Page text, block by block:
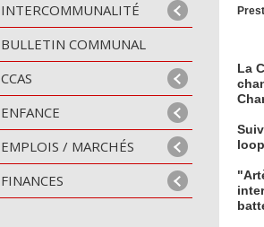
INTERCOMMUNALITÉ
BULLETIN COMMUNAL
CCAS
ENFANCE
EMPLOIS / MARCHÉS
FINANCES
La